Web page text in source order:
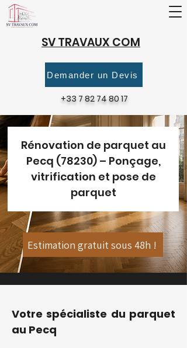
SV TRAVAUX COM
Demander un Devis
+33 7 82 74 80 17
Estimation gratuit sous 48h !
Rénovation de parquet au
Pecq (78230) – Ponçage,
vitrification et pose de
parquet
Votre spécialiste du parquet
au Pecq